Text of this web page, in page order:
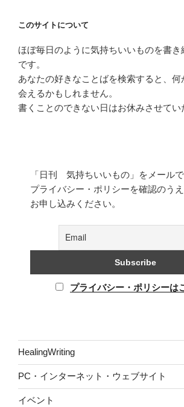
このサイトについて
ほぼ毎日のように気持ちいいものを書き
です。
あなたの好きなことばを検索すると、何
会えるかもしれません。
書くことのできない日はお休みさせてい
「日刊 気持ちいいもの」をメール
プライバシー・ポリシーを確認のう
お申し込みください。
プライバシー・ポリシーは
HealingWriting
PC・インターネット・ウェブサイト
イベント